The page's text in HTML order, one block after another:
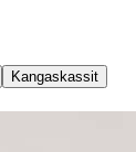
Kangaskassit